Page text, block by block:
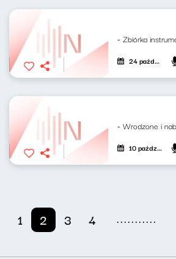
24 października 2024
10 października 2024
1 2 3 4 ...........